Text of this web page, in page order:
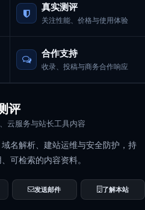
真实测评
关注性能、价格与使用体验
合作支持
收录、投稿与商务合作响应
评
云服务与站长工具内容
名解析、建站运维与安全防护，持
可检索的内容资料。
发送邮件 了解本站